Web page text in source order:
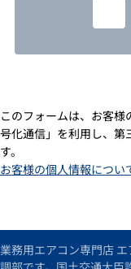
このフォームは、お客
号化通信」を利用し、第
す。
お客様の個人情報につい
業務用エアコン専門店